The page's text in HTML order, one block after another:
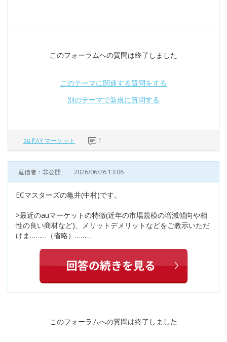
このフォーラムへの質問は終了しました
このテーマに関連する質問をする
別のテーマで新規に質問する
au PAY マーケット 1
返信者：非公開 2026/06/26 13:06
ECマスターズの亀井(中村)です。
>最近のauマーケットの特徴(近年の市場規模の増減傾向や相
性の良い商材など)、メリットデメリットなどをご教示いただ
けま………（省略）………
このフォーラムへの質問は終了しました